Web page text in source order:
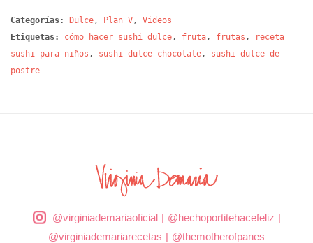
Categorías: Dulce , Plan V , Videos
Etiquetas:
cómo hacer sushi dulce , fruta , frutas ,
receta
sushi para niños , sushi dulce chocolate , sushi dulce de
postre
@virginiademariaoficial| @hechoportitehacefeliz |
@virginiademariarecetas | @themotherofpanes